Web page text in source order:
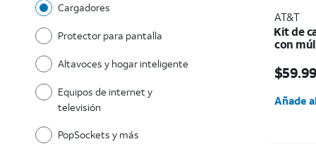
Cargadores
Protector para pantalla
Altavoces y hogar inteligente
Equipos de internet y
televisión
PopSockets y más
AT&T
Kit de
con
cables
$59.99
Añade